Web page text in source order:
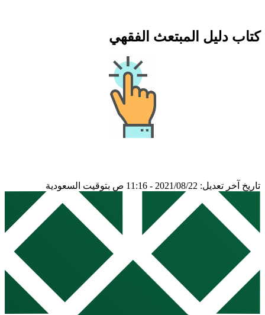
كتاب دليل المبتعث الفقهي
تاريخ آخر تعديل: 2021/08/22 - 11:16 ص بتوقيت السعودية